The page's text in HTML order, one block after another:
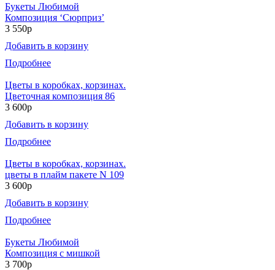
Букеты Любимой
Композиция ‘Сюрприз’
3 550р
Добавить в корзину
Подробнее
Цветы в коробках, корзинах.
Цветочная композиция 86
3 600р
Добавить в корзину
Подробнее
Цветы в коробках, корзинах.
цветы в плайм пакете N 109
3 600р
Добавить в корзину
Подробнее
Букеты Любимой
Композиция с мишкой
3 700р